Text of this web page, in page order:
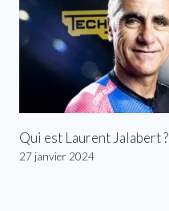
Qui est Laurent Jalabert ?
27 janvier 2024